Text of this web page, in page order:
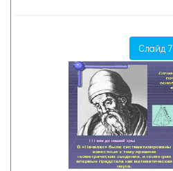
Слайд 7